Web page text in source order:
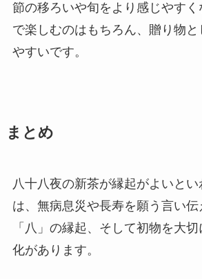
節の移ろいや旬をより感じやす
で楽しむのはもちろん、贈り物
やすいです。
まとめ
八十八夜の新茶が縁起がよいと
は、無病息災や長寿を願う言い
「八」の縁起、そして初物を大
化があります。